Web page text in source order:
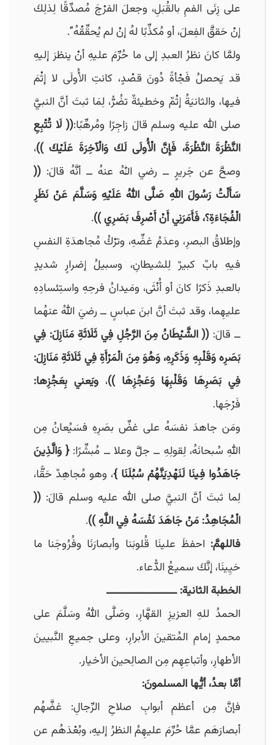
على زِنَى الفمِ بالقُبَلِ، وجعلَ الفرْجَ مُصدِّقًا لِذلِكَ
إنْ حَققَّ الفِعلَ، أو مُكذِّبًا لهُ إنْ لم يُحقِّقْهُ”.
ولمَّا كانَ نظرُ العبدِ إلى ما حُرِّمَ عليهِ أنْ ينظرَ إليهِ
قد يَحصلُ فَجْأةً دُونَ قصْدٍ، كانتِ الأُولَى لا إثْمَ
فيها، والثانيَةُ إثْمٌ وخطيئةٌ تضُرُّ، لِمَا ثبتَ أنَّ النبيَّ
صلى الله عليه وسلم قالَ زاجِرًا ومُرهِّبًا:(( لَا تُتْبِعِ
النَّظْرَةَ النَّظْرَةَ، فَإِنَّ الْأُولَى لَكَ وَالْآخِرَةَ عَلَيْكَ ))،
وصحَّ عن جَريرٍ ــ رضي اللهُ عنهُ ــ أنَّهُ قالَ: ((
سَأَلْتُ رَسُولَ اللهِ صَلَّى اللهُ عَلَيْهِ وَسَلَّمَ عَنْ نَظَرِ
الْفُجَاءَةِ؟، فَأَمَرَنِي أَنْ أَصْرِفَ بَصَرِي )).
وإطلاقُ البصرِ، وعدَمُ غضِّهِ، وترْكُ مُجاهدَةِ النفسِ
فيهِ بابٌ كبيرٌ لِلشيطانِ، وسبيلُ إضرارٍ شديدٍ
بالعبدِ ذَكرًا كانَ أو أُنْثَى، ومَيدانُ فرحِهِ واستِئسادِهِ
عليهِما، وقد ثبتَ أنَّ ابنَ عباسٍ ــ رضيَ اللهُ عنهُما
ــ قالَ: (( الشَّيْطَانُ مِنَ الرَّجُلِ فِي ثَلَاثَةِ مَنَازِلَ: فِي
بَصَرِه وَقَلْبِهِ وَذَكَرِهِ، وَهُوَ مِنَ الْمَرْأَةِ فِي ثَلَاثَةِ مَنَازِلَ:
فِي بَصَرِهَا وَقَلْبِهَا وَعَجُزِهَا ))،ويَعني بِعَجُزِها:
فَرْجَها.
ومَن جاهدَ نفسَهُ على غضِّ بصَرِهِ فسَيُعانُ مِن
اللهِ سُبحانَهُ، لِقولِهِ ــ جلَّ وعلا ــ مُبشِّرًا:{ وَالَّذِينَ
جَاهَدُوا فِينَا لَنَهْدِيَنَّهُمْ سُبُلَنَا }، وهو مُجاهِدٌ حَقًّا،
لِما ثبتَ أنَّ النبيَّ صلى الله عليه وسلم قالَ: ((
الْمُجَاهِدُ: مَنْ جَاهَدَ نَفْسَهُ فِي اللَّهِ )).
فاللهمَّ: احفظَ علينَا قُلوبَنا وأبصارَنَا وفُرُوجَنا ما
حَيِينَا، إنَّكَ سميعُ الدُّعاء.
الخطبة الثانية: ـــــــــــــــــــــــ
الحمدُ للهِ العزيزِ القهَّارِ، وصَلَّى اللهُ وسَلَّمَ على
محمدٍ إمامِ المُتقينَ الأبرارِ، وعلى جميعِ النَّبيينَ
الأطهارِ، وأتباعِهِم مِن الصالِحينَ الأخيار.
أمَّا بعدُ، أيُّها المسلمونَ:
فإنَّ مِن أعظمِ أبوابِ صلاحِ الرِّجالِ: غضَّهُم
أبصارَهَم عمَّا حُرِّمَ عليهِمُ النظرُ إليهِ، وبُعْدَهُم عن